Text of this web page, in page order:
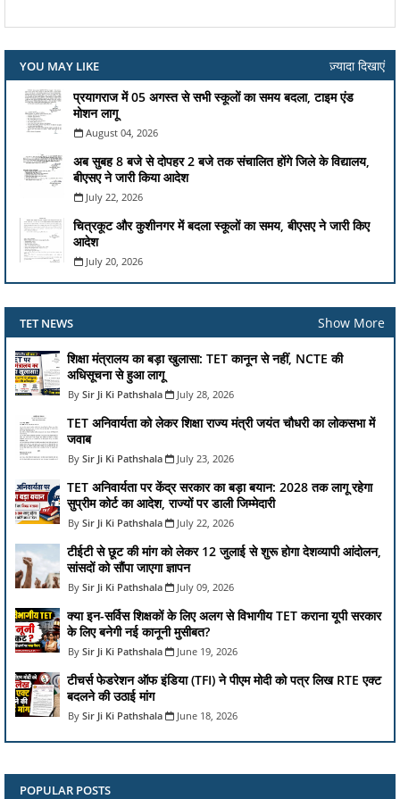
YOU MAY LIKE
ज़्यादा दिखाएं
प्रयागराज में 05 अगस्त से सभी स्कूलों का समय बदला, टाइम एंड
मोशन लागू
August 04, 2026
अब सुबह 8 बजे से दोपहर 2 बजे तक संचालित होंगे जिले के विद्यालय,
बीएसए ने जारी किया आदेश
July 22, 2026
चित्रकूट और कुशीनगर में बदला स्कूलों का समय, बीएसए ने जारी किए
आदेश
July 20, 2026
TET NEWS Show More
शिक्षा मंत्रालय का बड़ा खुलासा: TET कानून से नहीं, NCTE की
अधिसूचना से हुआ लागू
Sir Ji Ki Pathshala July 28, 2026
TET अनिवार्यता को लेकर शिक्षा राज्य मंत्री जयंत चौधरी का लोकसभा में
जवाब
Sir Ji Ki Pathshala July 23, 2026
TET अनिवार्यता पर केंद्र सरकार का बड़ा बयान: 2028 तक लागू रहेगा
सुप्रीम कोर्ट का आदेश, राज्यों पर डाली जिम्मेदारी
Sir Ji Ki Pathshala July 22, 2026
टीईटी से छूट की मांग को लेकर 12 जुलाई से शुरू होगा देशव्यापी आंदोलन,
सांसदों को सौंपा जाएगा ज्ञापन
Sir Ji Ki Pathshala July 09, 2026
क्या इन-सर्विस शिक्षकों के लिए अलग से विभागीय TET कराना यूपी सरकार
के लिए बनेगी नई कानूनी मुसीबत?
Sir Ji Ki Pathshala June 19, 2026
टीचर्स फेडरेशन ऑफ इंडिया (TFI) ने पीएम मोदी को पत्र लिख RTE एक्ट
बदलने की उठाई मांग
Sir Ji Ki Pathshala June 18, 2026
POPULAR POSTS